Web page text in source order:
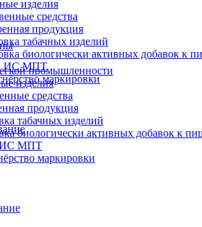
изделия
средства
продукция
табачных изделий
биологически активных добавок к
в ИС МПТ
маркировки
промышленности
изделия
средства
продукция
табачных изделий
биологически активных добавок к
ИС МПТ
маркировки